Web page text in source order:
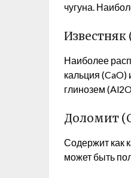
чугуна.
Известняк
Наиболее
кальция (CaO)
глинозем
Доломит
Содержит как
может быть